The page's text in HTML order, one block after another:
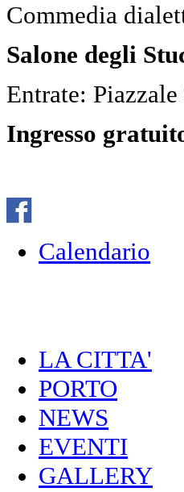
Commedia
Salone degli
Entrate:
Ingresso
Calendario
LA CITTA'
PORTO
NEWS
EVENTI
GALLERY